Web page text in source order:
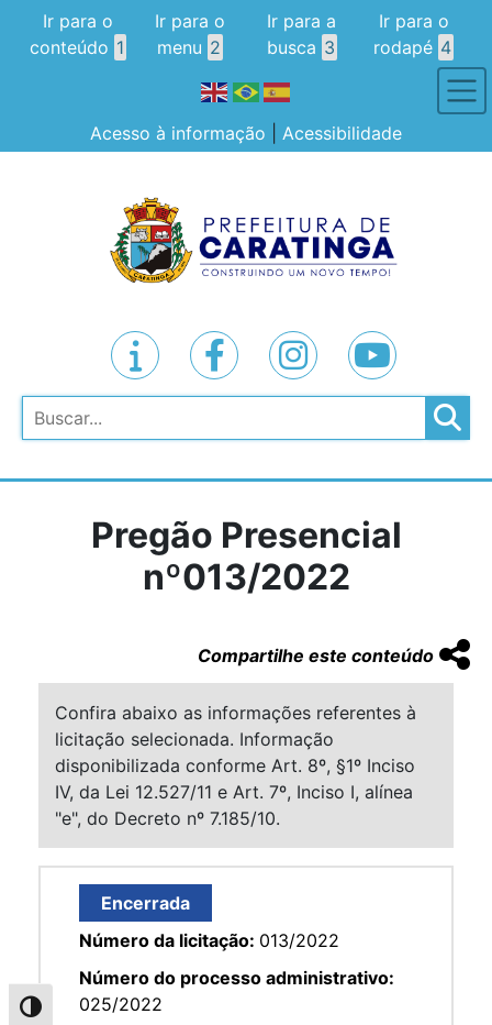
Alternar alto contraste
Ir para o
conteúdo 1
Ir para o
menu 2
Ir para a
busca 3
Ir para o
rodapé 4
Acesso à informação Acessibilidade
Pesquisar
Pregão Presencial
nº013/2022
Compartilhe este conteúdo
Confira abaixo as informações referentes à
licitação selecionada. Informação
disponibilizada conforme Art. 8º, §1º Inciso
IV, da Lei 12.527/11 e Art. 7º, Inciso I, alínea
"e", do Decreto nº 7.185/10.
Encerrada
Número da licitação: 013/2022
Número do processo administrativo:
025/2022